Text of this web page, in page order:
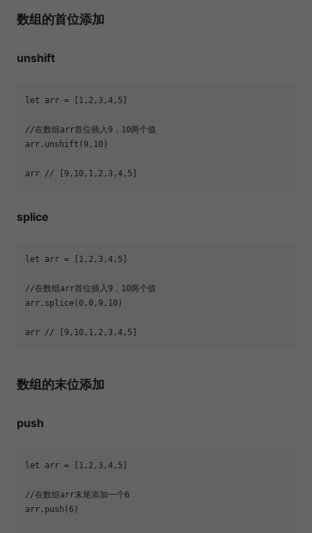
数组的首位添加
unshift
let arr = [ 1 , 2 , 3 ,4 , 5
//在数组arr首位插入9，10两个值
arr.unshift( 9 , 10
arr // [9,10,1,2,3,4,5]
splice
let arr = [ 1 , 2 , 3 ,4 , 5
//在数组arr首位插入9，10两个值
arr.splice( 0 , 0 , 9 , 10
arr // [9,10,1,2,3,4,5]
数组的末位添加
push
let arr = [ 1 , 2 , 3 ,4 , 5
//在数组arr末尾添加一个6
arr.push( 6